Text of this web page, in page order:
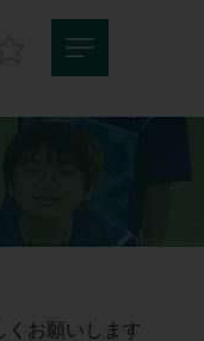
くお願いします